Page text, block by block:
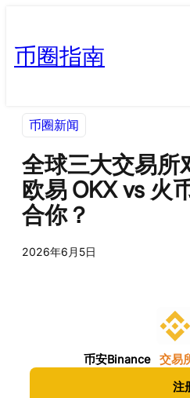
币圈指南
币圈新闻
全球三大交易所
欧易 OKX vs 火
合你？
2026年6月5日
币安Binance 交易
注